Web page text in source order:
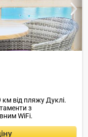
від пляжу Дуклі.
з
WiFi.